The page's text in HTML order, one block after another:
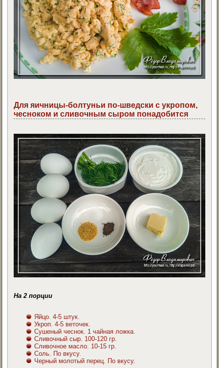
Для яичницы-болтуньи по-шведски с укропом,
чесноком и сливочным сыром понадобится
На 2 порции
Яйцо. 4-5 штук.
Укроп. 4-5 веточек.
Сушеный чеснок. 1 чайная ложка.
Сливочный сыр. 100-120 гр.
Сливочное масло. 10-15 гр.
Соль. По вкусу.
Черный молотый перец. По вкусу.